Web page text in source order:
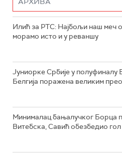
Илић за РТС: Најбољи наш меч
морамо исто и у реваншу
Јуниорке Србије у полуфиналу
Белгија поражена великим
Минималац бањалучког Борца
Витебска, Савић обезбедио